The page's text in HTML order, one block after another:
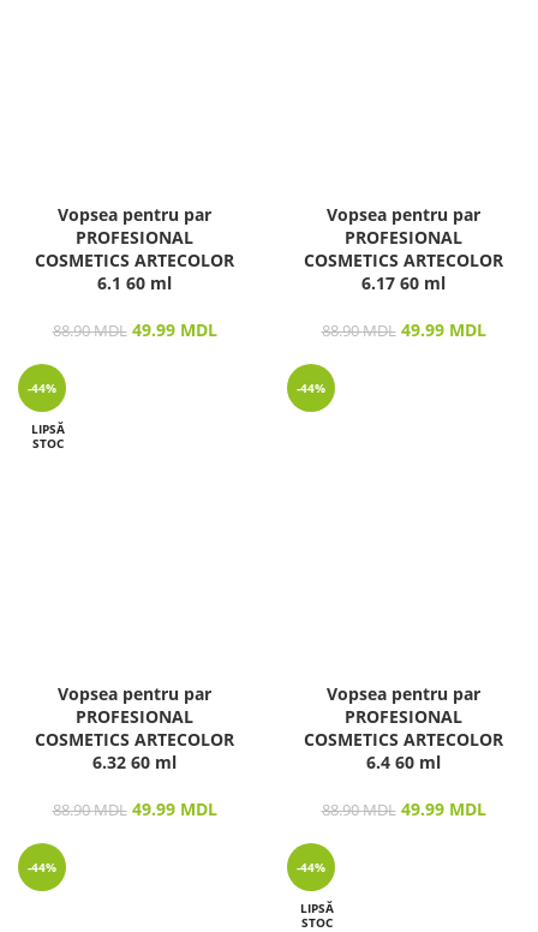
Vopsea pentru par
PROFESIONAL
COSMETICS ARTECOLOR
6.1 60 ml
88.90MDL 49.99 MDL
Vopsea pentru par
PROFESIONAL
COSMETICS ARTECOLOR
6.17 60 ml
88.90MDL 49.99 MDL
-44%
LIPSĂ
STOC
Vopsea pentru par
PROFESIONAL
COSMETICS ARTECOLOR
6.32 60 ml
88.90MDL 49.99 MDL
-44%
Vopsea pentru par
PROFESIONAL
COSMETICS ARTECOLOR
6.4 60 ml
88.90MDL 49.99 MDL
-44% -44%
LIPSĂ
STOC